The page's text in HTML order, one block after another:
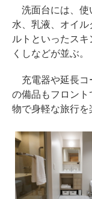
洗面台には、使
水、乳液、オイ
ルトといったス
くしなどが並ぶ。
充電器や延長コ
の備品もフロン
物で身軽な旅行を